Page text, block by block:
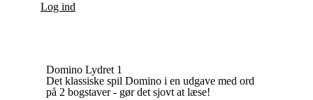
Log ind
Domino Lydret 1
Det klassiske spil Domino i en udgave med ord
på 2 bogstaver - gør det sjovt at læse!